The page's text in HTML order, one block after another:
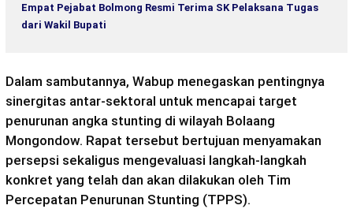
Empat Pejabat Bolmong Resmi Terima SK Pelaksana Tugas
dari Wakil Bupati
Dalam sambutannya, Wabup menegaskan pentingnya
sinergitas antar-sektoral untuk mencapai target
penurunan angka stunting di wilayah Bolaang
Mongondow. Rapat tersebut bertujuan menyamakan
persepsi sekaligus mengevaluasi langkah-langkah
konkret yang telah dan akan dilakukan oleh Tim
Percepatan Penurunan Stunting (TPPS).